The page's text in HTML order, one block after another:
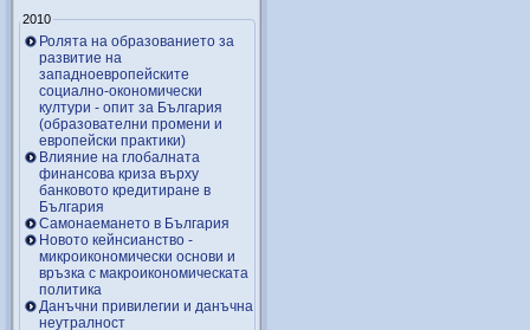
2010
Ролята на образованието за
развитие на
западноевропейските
социално-окономически
култури - опит за България
(образователни промени и
европейски практики)
Влияние на глобалната
финансова криза върху
банковото кредитиране в
България
Самонаемането в България
Новото кейнсианство -
микроикономически основи и
връзка с макроикономическата
политика
Данъчни привилегии и данъчна
неутралност